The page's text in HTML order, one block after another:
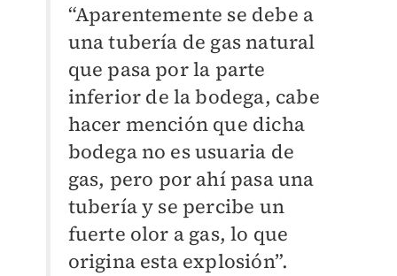
“Aparentemente se debe a
una tubería de gas natural
que pasa por la parte
inferior de la bodega, cabe
hacer mención que dicha
bodega no es usuaria de
gas, pero por ahí pasa una
tubería y se percibe un
fuerte olor a gas, lo que
origina esta explosión”.